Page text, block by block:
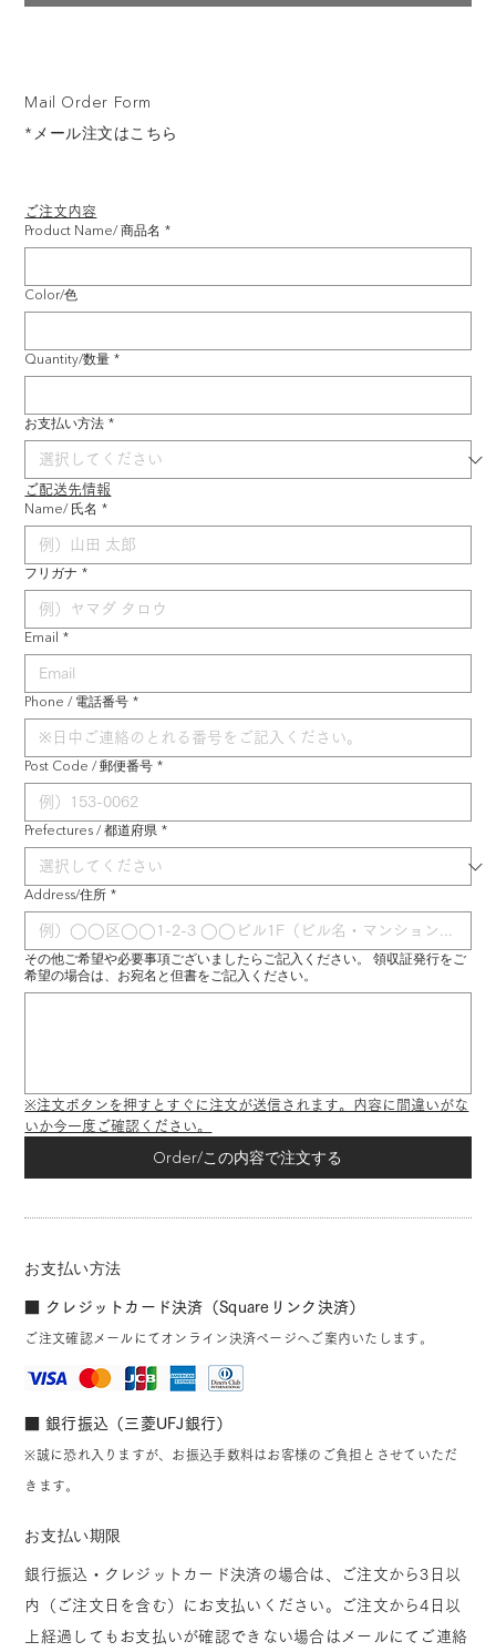
ご注文内容
Product Name/ 商品名 *
Color/色
Quantity/数量 *
お支払い方法 *
ご配送先情報
Name/ 氏名 *
フリガナ *
Email *
Phone / 電話番号 *
Post Code / 郵便番号 *
Prefectures / 都道府県 *
Address/住所 *
その他ご希望や必要事項ございましたらご記入ください。 領収証発行をご
希望の場合は、お宛名と但書をご記入ください。
※注文ボタンを押すとすぐに注文が送信されます。内容に間違いがな
いか今一度ご確認ください。
Order/この内容で注文する
お支払い方法
■ クレジットカード決済（Squareリンク決済）
ご注文確認メールにてオンライン決済ページへご案内いたします。
■ 銀行振込（三菱UFJ銀行）
※誠に恐れ入りますが、お振込手数料はお客様のご負担とさせていただ
きます。
お支払い期限
銀行振込・クレジットカード決済の場合は、ご注文から3日以
内（ご注文日を含む）にお支払いください。ご注文から4日以
上経過してもお支払いが確認できない場合はメールにてご連絡
Mail Order Form
*メール注文はこちら